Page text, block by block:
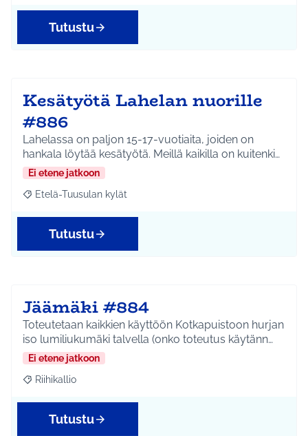
Tutustu
Kesätyötä Lahelan nuorille
#886
Lahelassa on paljon 15-17-vuotiaita, joiden on
hankala löytää kesätyötä. Meillä kaikilla on kuitenki…
Ei etene jatkoon
Rajaa tulokset aihepiirin mukaan: Etelä-Tuusulan kylät
Etelä-Tuusulan kylät
Tutustu
Jäämäki #884
Toteutetaan kaikkien käyttöön Kotkapuistoon hurjan
iso lumiliukumäki talvella (onko toteutus käytänn…
Ei etene jatkoon
Rajaa tulokset aihepiirin mukaan: Riihikallio
Riihikallio
Tutustu